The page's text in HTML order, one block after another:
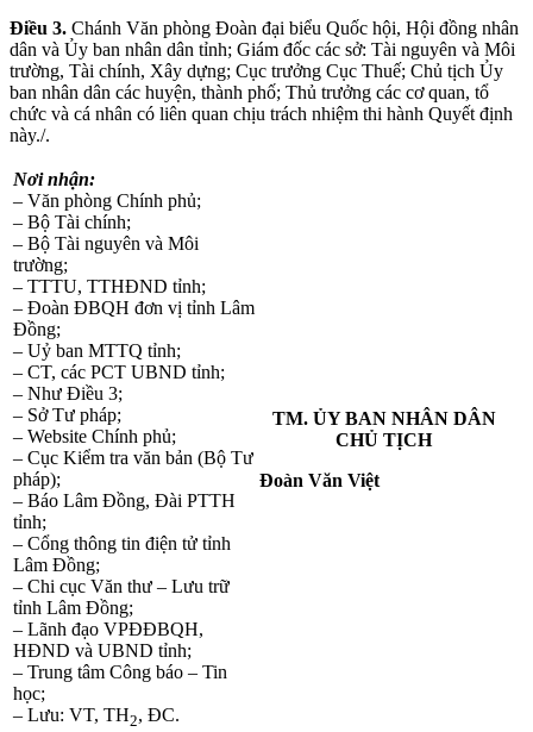
Điều 3. Chánh Văn phòng Đoàn đại biểu Quốc hội, Hội đồng nhân
dân và Ủy ban nhân dân tỉnh; Giám đốc các sở: Tài nguyên và Môi
trường, Tài chính, Xây dựng; Cục trưởng Cục Thuế; Chủ tịch Ủy
ban nhân dân các huyện, thành phố; Thủ trưởng các cơ quan, tổ
chức và cá nhân có liên quan chịu trách nhiệm thi hành Quyết định
này./.
Nơi nhận:
– Văn phòng Chính phủ;
– Bộ Tài chính;
– Bộ Tài nguyên và Môi
trường;
– TTTU, TTHĐND tỉnh;
– Đoàn ĐBQH đơn vị tỉnh Lâm
Đồng;
– Uỷ ban MTTQ tỉnh;
– CT, các PCT UBND tỉnh;
– Như Điều 3;
– Sở Tư pháp;
– Website Chính phủ;
– Cục Kiểm tra văn bản (Bộ Tư
pháp);
– Báo Lâm Đồng, Đài PTTH
tỉnh;
– Cổng thông tin điện tử tỉnh
Lâm Đồng;
– Chi cục Văn thư – Lưu trữ
tỉnh Lâm Đồng;
– Lãnh đạo VPĐĐBQH,
HĐND và UBND tỉnh;
– Trung tâm Công báo – Tin
học;
– Lưu: VT, TH2, ĐC.
TM. ỦY BAN NHÂN DÂN
CHỦ TỊCH
Đoàn Văn Việt